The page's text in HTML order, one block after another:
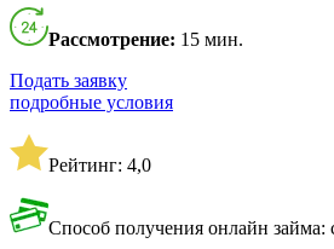
Рассмотрение: 15 мин.
Подать заявку
подробные условия
Рейтинг: 4,0
Способ получения онлайн займа: